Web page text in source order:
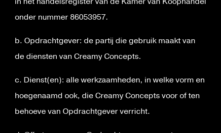
onder nummer 86053957.
b. Opdrachtgever: de partij die gebruik maakt van
de diensten van Creamy Concepts.
c. Dienst(en): alle werkzaamheden, in welke vorm en
hoegenaamd ook, die Creamy Concepts voor of ten
behoeve van Opdrachtgever verricht.